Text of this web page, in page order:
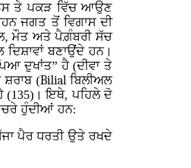
ਠੋਸ ਤੇ ਪਕੜ ਵਿੱਚ ਆਉਣ
ਜਗਤ ਤੋਂ ਵਿਗਾਸ ਦੀ
ਮੌਤ ਅਤੇ ਪੈਗ਼ੰਬਰੀ ਸੱਚ
ਬਣਾਉਂਦੇ ਹਨ।
ਦੁਖਾਂਤ” ਹੈ (ਦੀਵਾ ਤੇ
(Bilialਬਿਲੀਅਲ
(135)। ਇਥੇ, ਪਹਿਲੇ ਦੋ
ਹੁੰਦੀਆਂ ਹਨ:
ਪੈਰ ਧਰਤੀ ਉਤੇ ਰਖਦੇ